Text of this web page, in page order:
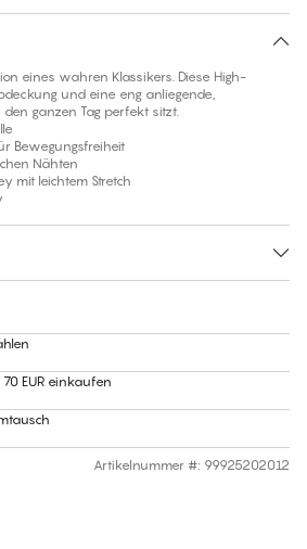
eines wahren Klassikers. Diese High-
und eine eng anliegende,
ganzen Tag perfekt sitzt.
Bewegungsfreiheit
Nähten
mit leichtem Stretch
EUR einkaufen
Artikelnummer #: 99925202012